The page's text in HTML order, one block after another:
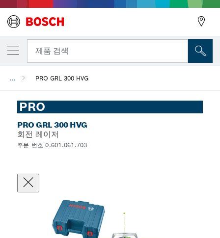
제품 검색
... PRO GRL 300 HVG
PRO
PRO GRL 300 HVG
회전 레이저
주문 번호 0.601.061.703